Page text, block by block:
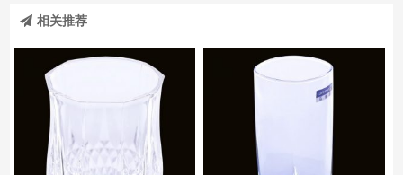
相关推荐